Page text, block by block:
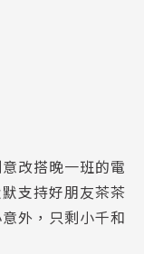
改搭晚一班的電
支持好朋友茶茶
外，只剩小千和